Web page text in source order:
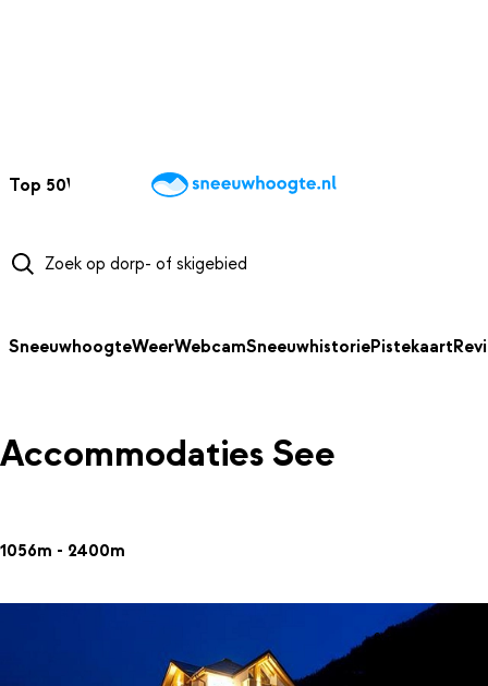
Top 50Webcams WintersportweerKaarten
SneeuwhoogteWeerWebcamSneeuwhistoriePistekaart
Accommodaties See
1056m - 2400m
8 dagen vanaf